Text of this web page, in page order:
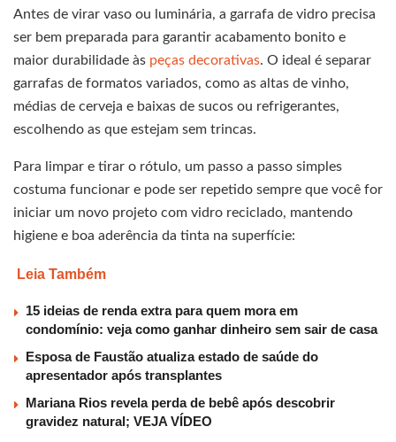
Antes de virar vaso ou luminária, a garrafa de vidro precisa
ser bem preparada para garantir acabamento bonito e
maior durabilidade às peças decorativas. O ideal é separar
garrafas de formatos variados, como as altas de vinho,
médias de cerveja e baixas de sucos ou refrigerantes,
escolhendo as que estejam sem trincas.
Para limpar e tirar o rótulo, um passo a passo simples
costuma funcionar e pode ser repetido sempre que você for
iniciar um novo projeto com vidro reciclado, mantendo
higiene e boa aderência da tinta na superfície:
Leia Também
15 ideias de renda extra para quem mora em
condomínio: veja como ganhar dinheiro sem sair de casa
Esposa de Faustão atualiza estado de saúde do
apresentador após transplantes
Mariana Rios revela perda de bebê após descobrir
gravidez natural; VEJA VÍDEO